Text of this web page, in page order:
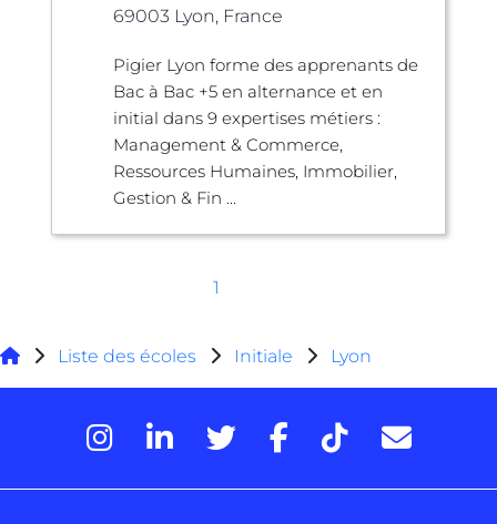
69003 Lyon, France
Pigier Lyon forme des apprenants de
Bac à Bac +5 en alternance et en
initial dans 9 expertises métiers :
Management & Commerce,
Ressources Humaines, Immobilier,
Gestion & Fin ...
1
Liste des écoles Initiale Lyon